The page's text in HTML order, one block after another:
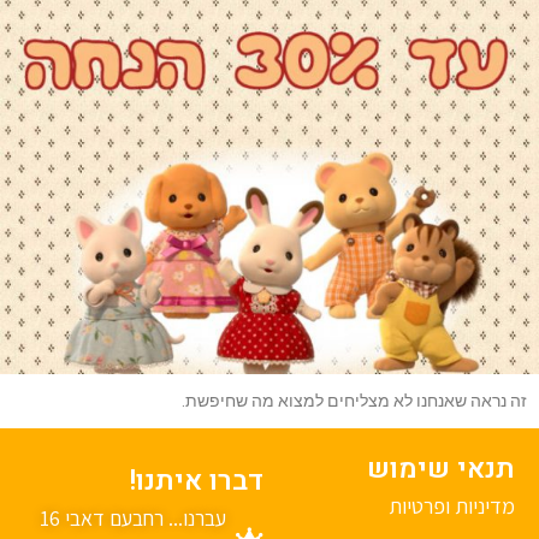
שאנחנו לא מצליחים למצוא מה שחיפשת.
שימוש
ופרטיות
דברו איתנו!
עברנו... רחבעם דאבי 16